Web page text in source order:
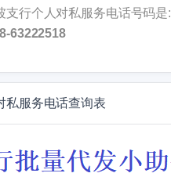
支行个人对私服务电话号码是:
63222518
私服务电话查询表